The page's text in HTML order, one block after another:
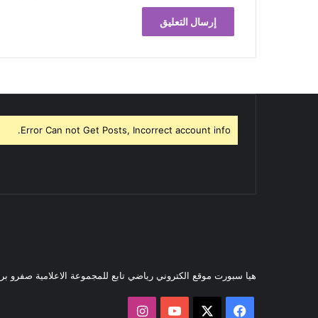
Error Can not Get Posts, Incorrect account info.
هيا سبورت موقع الكتروني رياضي تابع للمجموعة الاعلامية صفرو
فيسبوك ‫YouTubeانستقرام